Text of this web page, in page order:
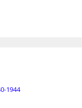
1944